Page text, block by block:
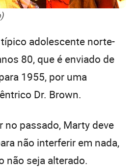
adolescente norte-
80, que é enviado de
1955, por uma
Dr. Brown.
no passado, Marty deve
não interferir em nada,
não seja alterado.